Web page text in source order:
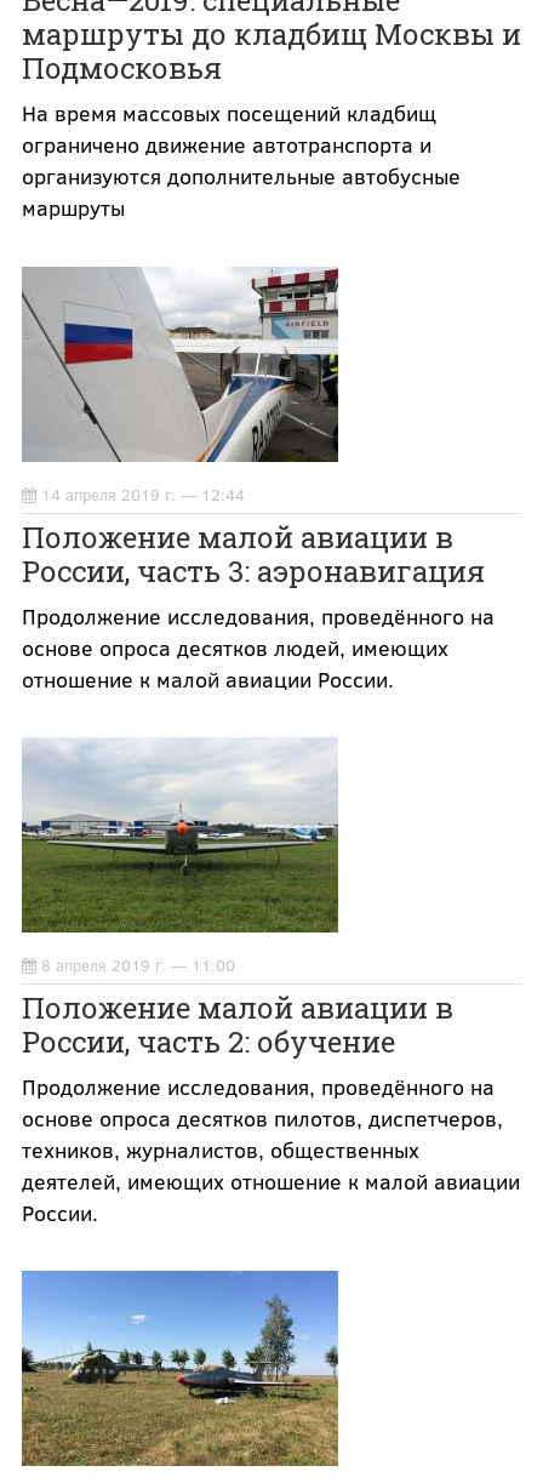
маршруты до кладбищ Москвы и
Подмосковья
На время массовых посещений кладбищ
ограничено движение автотранспорта и
организуются дополнительные автобусные
маршруты
14 апреля 2019 г. — 12:44
Положение малой авиации в
России, часть 3: аэронавигация
Продолжение исследования, проведённого на
основе опроса десятков людей, имеющих
отношение к малой авиации России.
8 апреля 2019 г. — 11:00
Положение малой авиации в
России, часть 2: обучение
Продолжение исследования, проведённого на
основе опроса десятков пилотов, диспетчеров,
техников, журналистов, общественных
деятелей, имеющих отношение к малой авиации
России.